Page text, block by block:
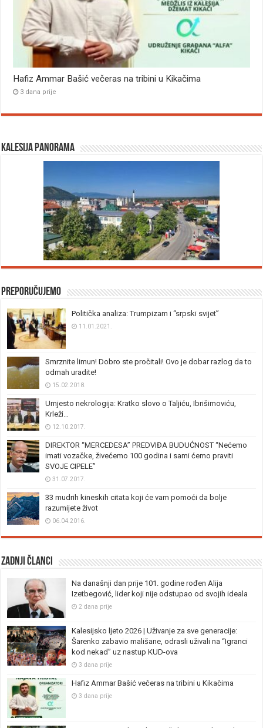
Hafiz Ammar Bašić večeras na tribini u Kikačima
3 dana prije
Kalesija panorama
Preporučujemo
Politička analiza: Trumpizam i “srpski svijet”
11.01.2021.
Smrznite limun! Dobro ste pročitali! Ovo je dobar razlog da to
odmah uradite!
15.02.2018.
Umjesto nekrologija: Kratko slovo o Taljiću, Ibrišimoviću,
Krleži…
12.10.2017.
DIREKTOR “MERCEDESA” PREDVIĐA BUDUĆNOST “Nećemo
imati vozačke, živećemo 100 godina i sami ćemo praviti
SVOJE CIPELE”
31.07.2017.
33 mudrih kineskih citata koji će vam pomoći da bolje
razumijete život
06.04.2016.
Zadnji članci
Na današnji dan prije 101. godine rođen Alija
Izetbegović, lider koji nije odstupao od svojih ideala
2 dana prije
Kalesijsko ljeto 2026 | Uživanje za sve generacije:
Šarenko zabavio mališane, odrasli uživali na “Igranci
kod nekad” uz nastup KUD-ova
3 dana prije
Hafiz Ammar Bašić večeras na tribini u Kikačima
3 dana prije